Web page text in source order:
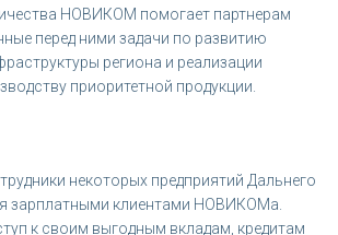
НОВИКОМ помогает партнерам
перед ними задачи по развитию
региона и реализации
приоритетной продукции.
некоторых предприятий Дальнего
зарплатными клиентами НОВИКОМа.
к своим выгодным вкладам, кредитам